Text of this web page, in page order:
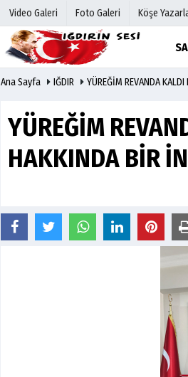
Video Galeri Foto Galeri Köşe
Hava
Anketler
Biyografiler
Ana Sayfa IĞDIR YÜREĞİM REVANDA
YÜREĞİM
HAKKINDA BİR